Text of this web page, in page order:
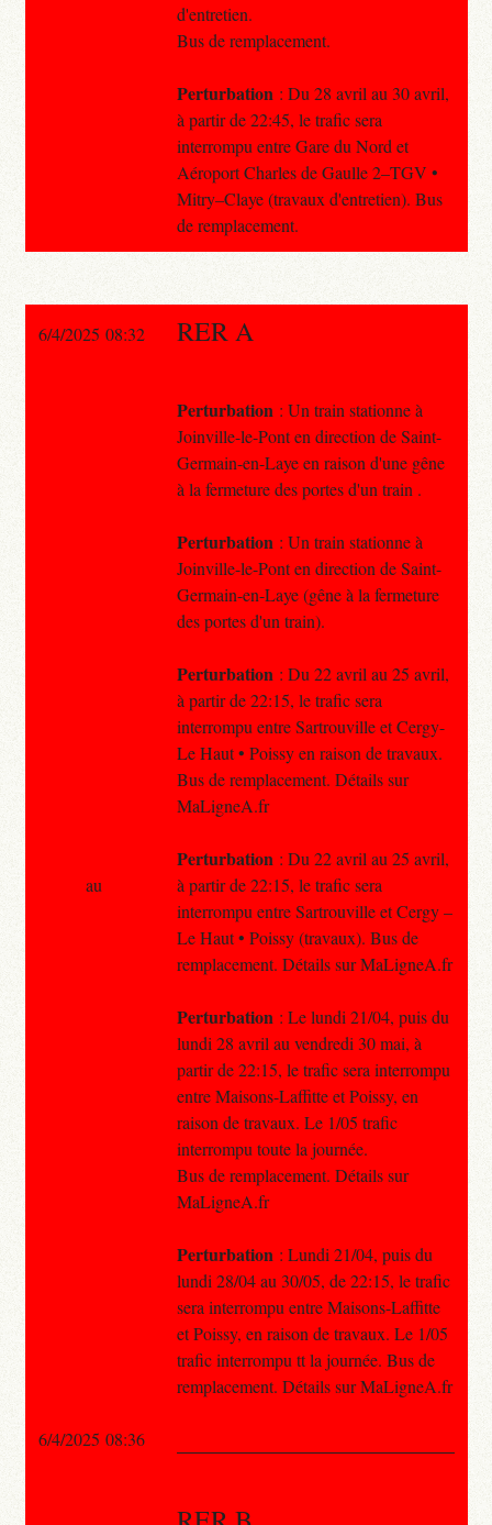
d'entretien.
Bus de remplacement.
Perturbation : Du 28 avril au 30 avril,
à partir de 22:45, le trafic sera
interrompu entre Gare du Nord et
Aéroport Charles de Gaulle 2–TGV •
Mitry–Claye (travaux d'entretien). Bus
de remplacement.
6/4/2025 08:32 RER A
Perturbation : Un train stationne à
Joinville-le-Pont en direction de Saint-
Germain-en-Laye en raison d'une gêne
à la fermeture des portes d'un train .
Perturbation : Un train stationne à
Joinville-le-Pont en direction de Saint-
Germain-en-Laye (gêne à la fermeture
des portes d'un train).
Perturbation : Du 22 avril au 25 avril,
à partir de 22:15, le trafic sera
interrompu entre Sartrouville et Cergy-
Le Haut • Poissy en raison de travaux.
Bus de remplacement. Détails sur
MaLigneA.fr
Perturbation : Du 22 avril au 25 avril,
à partir de 22:15, le trafic sera
interrompu entre Sartrouville et Cergy –
Le Haut • Poissy (travaux). Bus de
remplacement. Détails sur MaLigneA.fr
Perturbation : Le lundi 21/04, puis du
lundi 28 avril au vendredi 30 mai, à
partir de 22:15, le trafic sera interrompu
entre Maisons-Laffitte et Poissy, en
raison de travaux. Le 1/05 trafic
interrompu toute la journée.
Bus de remplacement. Détails sur
MaLigneA.fr
Perturbation : Lundi 21/04, puis du
lundi 28/04 au 30/05, de 22:15, le trafic
sera interrompu entre Maisons-Laffitte
et Poissy, en raison de travaux. Le 1/05
trafic interrompu tt la journée. Bus de
remplacement. Détails sur MaLigneA.fr
au
6/4/2025 08:36